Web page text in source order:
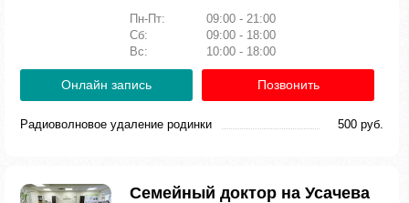
Пн-Пт:
09:00 - 21:00
Сб:
09:00 - 18:00
Вс:
10:00 - 18:00
Онлайн запись Позвонить
Радиоволновое удаление родинки 500 руб.
Семейный доктор на Усачева